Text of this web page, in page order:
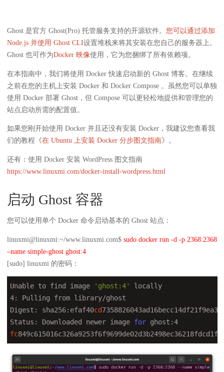
Ghost 是官方 Ghost(Pro) 托管服务支持的开源软件。 您可以通过添加
Node.js 并使用 Ghost CLI设置堆栈来将其安装在您自己的服务器上。
Ghost 也可作为Docker 映像使用，它为您捆绑了所有依赖项。
在本指南中，我们将使用 Docker 快速启动新的 Ghost 博客。在继续
之前在您的主机上安装 Docker 和 Docker Compose 。虽然您可以单独
使用 Docker 部署 Ghost，但 Compose 可以更轻松地提供和管理您的
站点启动所需的配置值。
如果您刚开始使用 Docker 并且还没有安装 Docker，我建议您查看我
们的教程《在 Ubuntu 上安装 Docker 分步图文指南》。
还有：使用 Docker 安装 WordPress 图文指南
https://www.linuxmi.com/docker-install-wordpress.html
启动 Ghost 容器
您可以使用单个 Docker 命令启动基本的 Ghost 站点：
linuxmi@linuxmi:~/www.linuxmi.com$ sudo docker run -d -p 2368:2368
–name simple-ghost ghost:4
[sudo] linuxmi 的密码：
Unable to find image 'ghost:4'
locally
4: Pulling from library/ghost
Digest: sha256:efaf40cd
Status: Downloaded newer image for
fc